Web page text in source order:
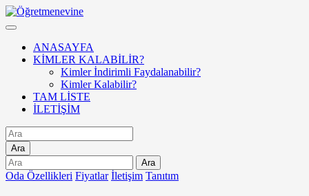
ANASAYFA
KİMLER KALABİLİR?
Kimler İndirimli Faydalanabilir?
Kimler Kalabilir?
TAM LİSTE
İLETİŞİM
Ara
Ara
Oda Özellikleri Fiyatlar İletişim Tanıtım